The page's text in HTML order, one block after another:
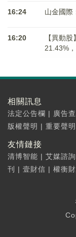
16:24 山金國際
16:20
【異動
21.43%
相關訊息
法定公告欄 | 廣告
版權聲明 | 重要聲明
友情鏈接
清博智能 | 艾媒諮詢
刊
| 壹財信 | 權衡